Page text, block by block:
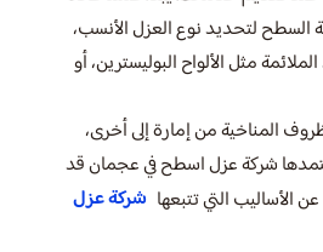
السطح لتحديد نوع العزل الأنسب،
مثل الألواح البوليسترين، أو
المناخية من إمارة إلى أخرى،
شركة عزل اسطح في عجمان قد
الأساليب التي تتبعها شركة عزل